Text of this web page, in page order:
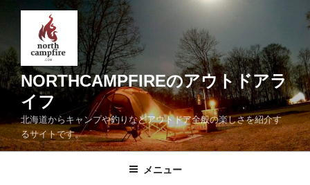
ン
ツ
へ
キ
ッ
NORTHCAMPFIREのアウトドアラ
イフ
北海道からキャンプや釣りなどアウトドア全般の楽しさを紹介す
るサイトです。
メニュー